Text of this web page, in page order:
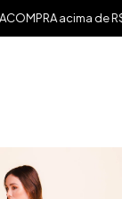
acima de R$199,99